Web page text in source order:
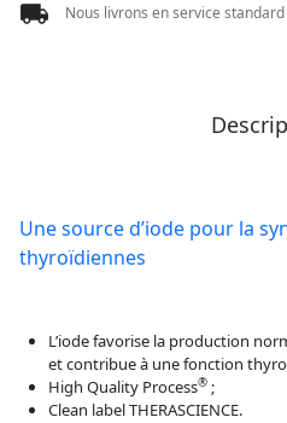
Nous livrons en service
Une source d’iode pour la
thyroïdiennes
L’iode favorise la production
et contribue à une fonction
High Quality Process® ;
Clean label THERASCIENCE.